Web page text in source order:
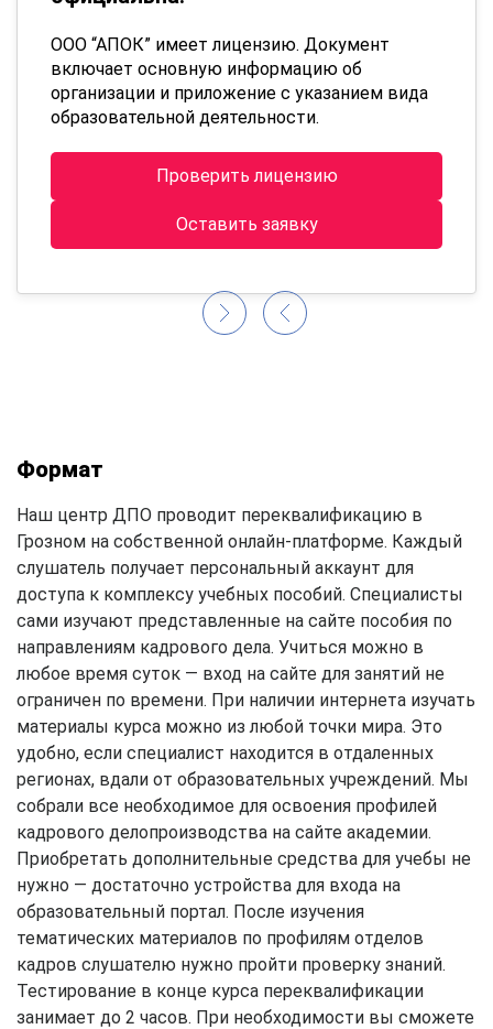
ООО “АПОК” имеет лицензию. Документ
включает основную информацию об
организации и приложение с указанием вида
образовательной деятельности.
Проверить лицензию
Оставить заявку
Формат
Наш центр ДПО проводит переквалификацию в
Грозном на собственной онлайн-платформе. Каждый
слушатель получает персональный аккаунт для
доступа к комплексу учебных пособий. Специалисты
сами изучают представленные на сайте пособия по
направлениям кадрового дела. Учиться можно в
любое время суток — вход на сайте для занятий не
ограничен по времени. При наличии интернета изучать
материалы курса можно из любой точки мира. Это
удобно, если специалист находится в отдаленных
регионах, вдали от образовательных учреждений. Мы
собрали все необходимое для освоения профилей
кадрового делопроизводства на сайте академии.
Приобретать дополнительные средства для учебы не
нужно — достаточно устройства для входа на
образовательный портал. После изучения
тематических материалов по профилям отделов
кадров слушателю нужно пройти проверку знаний.
Тестирование в конце курса переквалификации
занимает до 2 часов. При необходимости вы сможете